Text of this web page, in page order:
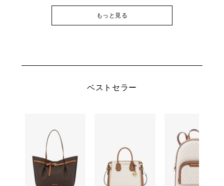
もっと見る
ベストセラー